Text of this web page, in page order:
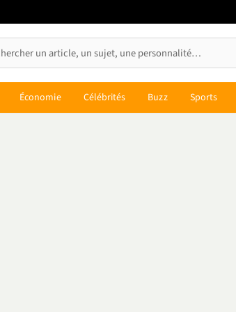
Économie Célébrités Buzz Sports